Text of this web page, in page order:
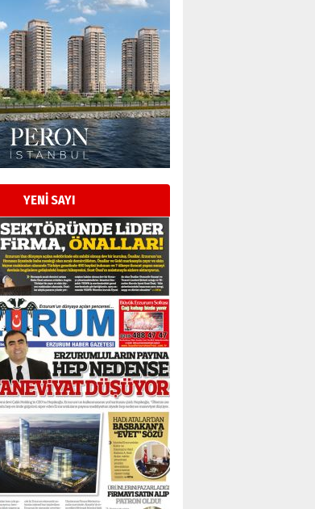
YENİ SAYI
Esat BİNDESEN
Başkan Sekmen’den Erzurum’a
bir vizyon proje daha!
02 Ağustos 2026 Pazar
Kadir SABUNCUOĞLU
Erzurumspor’un köşe taşları
29 Haziran 2026 Pazartesi